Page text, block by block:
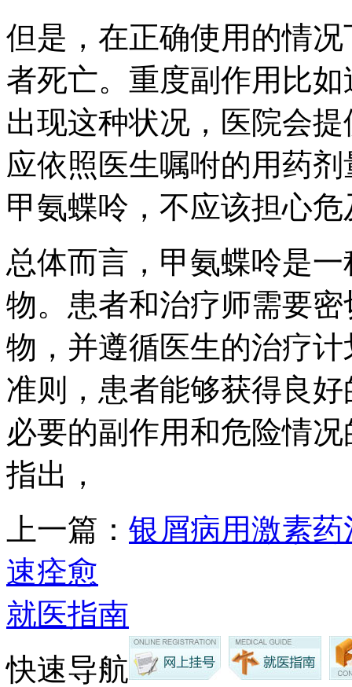
但是，在正确使用的情
者死亡。重度副作用比
出现这种状况，医院会
应依照医生嘱咐的用药
甲氨蝶呤，不应该担心
总体而言，甲氨蝶呤是
物。患者和治疗师需要
物，并遵循医生的治疗
准则，患者能够获得良
必要的副作用和危险情
指出，
上一篇： 银屑病用激素
速痊愈
就医指南
快速导航